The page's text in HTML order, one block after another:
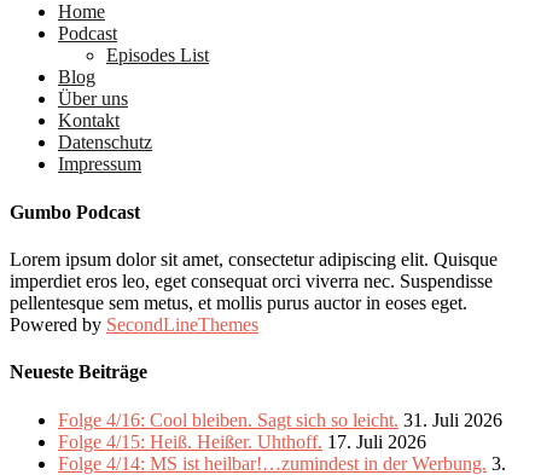
Home
Podcast
Episodes List
Blog
Über uns
Kontakt
Datenschutz
Impressum
Gumbo Podcast
Lorem ipsum dolor sit amet, consectetur adipiscing elit. Quisque
imperdiet eros leo, eget consequat orci viverra nec. Suspendisse
pellentesque sem metus, et mollis purus auctor in eoses eget.
Powered by SecondLineThemes
Neueste Beiträge
Folge 4/16: Cool bleiben. Sagt sich so leicht. 31. Juli 2026
Folge 4/15: Heiß. Heißer. Uhthoff. 17. Juli 2026
Folge 4/14: MS ist heilbar!…zumindest in der Werbung. 3.